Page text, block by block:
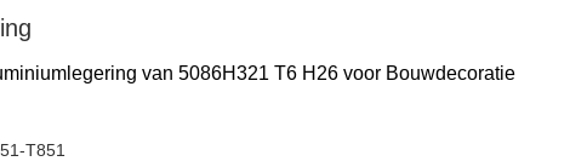
van 5086H321 T6 H26 voor Bouwdecoratie
T851